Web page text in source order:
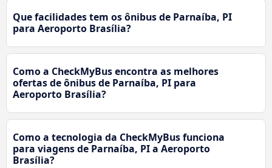
Que facilidades tem os ônibus de Parnaíba, PI
para Aeroporto Brasília?
Como a CheckMyBus encontra as melhores
ofertas de ônibus de Parnaíba, PI para
Aeroporto Brasília?
Como a tecnologia da CheckMyBus funciona
para viagens de Parnaíba, PI a Aeroporto
Brasília?